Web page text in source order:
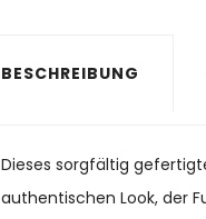
BESCHREIBUNG
Dieses sorgfältig
authentischen Look, der